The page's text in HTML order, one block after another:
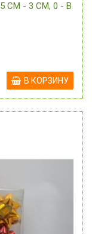
СМ - 3 СМ, 0 - В
В КОРЗИНУ